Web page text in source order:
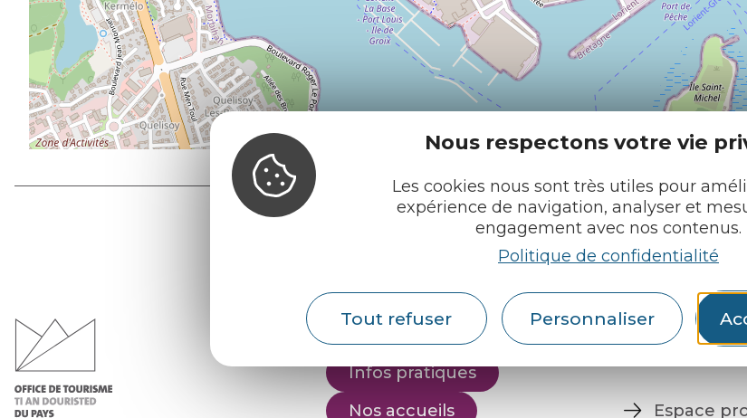
Nous respectons votre vie
Les cookies nous sont très utiles pour
expérience de navigation, analyser et
engagement avec nos contenus.
Politique de confidentialité
Tout refuser Personnaliser
Leaflet| Map data ©OpenStreetMap
Office de tourisme
du Pays du roi
Morvan
Infos pratiques
Nos accueils
Retrouvez-
Espace